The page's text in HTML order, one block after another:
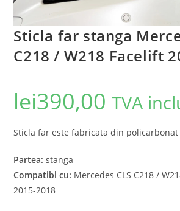
Sticla far stanga
C218 / W218 Facelift
lei390,00 TVA
Sticla far este fabricata din
Partea: stanga
Compatibl cu: Mercedes CLS C218 /
2015-2018